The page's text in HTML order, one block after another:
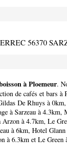
56370
à Ploemeur.
de cafés et bars à
De Rhuys à 0km,
à Sarzeau à 4.3km,
Arzon à 4.7km, Le
à 6km, Hotel
à 6.3km et Le Green